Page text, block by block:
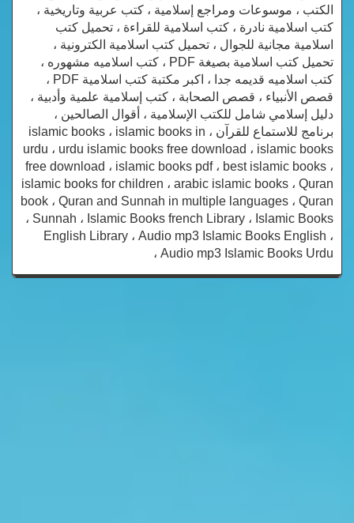
الكتب ، موسوعات ومراجع إسلامية ، كتب عربية وتاريخية ،
كتب اسلامية نادرة ، كتب اسلامية للقراءة ، تحميل كتب
اسلامية مجانية للجوال ، تحميل كتب اسلامية الكترونية ،
تحميل كتب اسلامية بصيغة PDF ، كتب اسلاميه مشهوره ،
كتب اسلاميه قديمه جدا ، اكبر مكتبة كتب اسلامية PDF ،
قصص الأنبياء ، قصص الصحابة ، كتب إسلامية علمية وأدبية ،
دليل إسلامي شامل للكتب الإسلامية ، أقوال الصالحين ،
برنامج للاستماع للقرآن ، islamic books ، islamic books in
urdu ، urdu islamic books free download ، islamic books
free download ، islamic books pdf ، best islamic books ،
islamic books for children ، arabic islamic books ، Quran
book ، Quran and Sunnah in multiple languages ، Quran
، Sunnah ، Islamic Books french Library ، Islamic Books
English Library ، Audio mp3 Islamic Books English ،
Audio mp3 Islamic Books Urdu ،